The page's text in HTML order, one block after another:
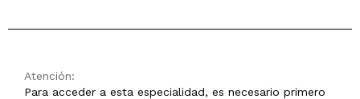
Atención:
Para acceder a esta especialidad, es necesario primero